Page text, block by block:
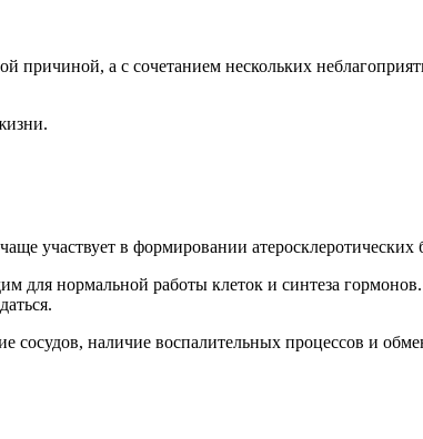
причиной, а с сочетанием нескольких
участвует в формировании атеросклеротических
для нормальной работы клеток и синтеза
сосудов, наличие воспалительных процессов и